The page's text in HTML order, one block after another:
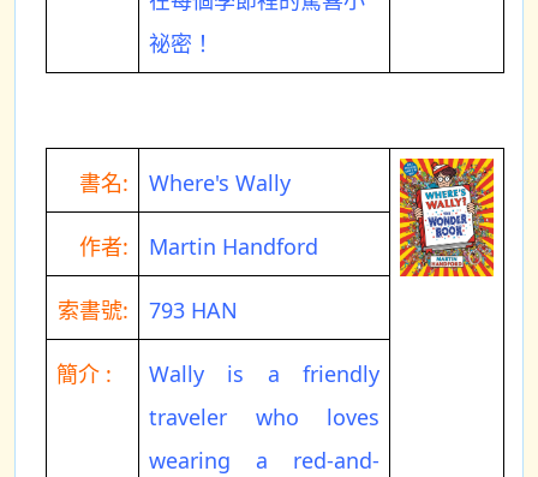
祕密！
書名: Where's Wally
作者: Martin Handford
索書號: 793 HAN
簡介 :
Wally is a friendly
traveler who loves
wearing a red-and-